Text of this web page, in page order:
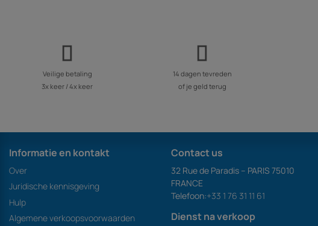
Veilige betaling
3x keer / 4x keer
14 dagen tevreden
of je geld terug
Informatie en kontakt
Over
Juridische kennisgeving
Hulp
Algemene verkoopsvoorwaarden
Contact us
32 Rue de Paradis – PARIS 75010
FRANCE
Telefoon:+33 1 76 31 11 61
Dienst na verkoop